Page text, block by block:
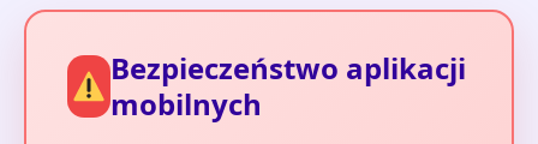
Bezpieczeństwo aplikacji
mobilnych